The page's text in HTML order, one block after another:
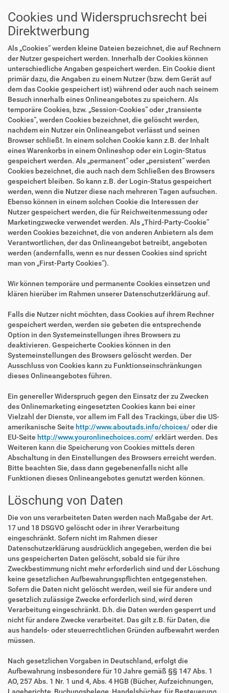
Cookies und Widerspruchsrecht bei
Direktwerbung
Als „Cookies“ werden kleine Dateien bezeichnet, die auf Rechnern
der Nutzer gespeichert werden. Innerhalb der Cookies können
unterschiedliche Angaben gespeichert werden. Ein Cookie dient
primär dazu, die Angaben zu einem Nutzer (bzw. dem Gerät auf
dem das Cookie gespeichert ist) während oder auch nach seinem
Besuch innerhalb eines Onlineangebotes zu speichern. Als
temporäre Cookies, bzw. „Session-Cookies“ oder „transiente
Cookies“, werden Cookies bezeichnet, die gelöscht werden,
nachdem ein Nutzer ein Onlineangebot verlässt und seinen
Browser schließt. In einem solchen Cookie kann z.B. der Inhalt
eines Warenkorbs in einem Onlineshop oder ein Login-Status
gespeichert werden. Als „permanent“ oder „persistent“ werden
Cookies bezeichnet, die auch nach dem Schließen des Browsers
gespeichert bleiben. So kann z.B. der Login-Status gespeichert
werden, wenn die Nutzer diese nach mehreren Tagen aufsuchen.
Ebenso können in einem solchen Cookie die Interessen der
Nutzer gespeichert werden, die für Reichweitenmessung oder
Marketingzwecke verwendet werden. Als „Third-Party-Cookie“
werden Cookies bezeichnet, die von anderen Anbietern als dem
Verantwortlichen, der das Onlineangebot betreibt, angeboten
werden (andernfalls, wenn es nur dessen Cookies sind spricht
man von „First-Party Cookies“).
Wir können temporäre und permanente Cookies einsetzen und
klären hierüber im Rahmen unserer Datenschutzerklärung auf.
Falls die Nutzer nicht möchten, dass Cookies auf ihrem Rechner
gespeichert werden, werden sie gebeten die entsprechende
Option in den Systemeinstellungen ihres Browsers zu
deaktivieren. Gespeicherte Cookies können in den
Systemeinstellungen des Browsers gelöscht werden. Der
Ausschluss von Cookies kann zu Funktionseinschränkungen
dieses Onlineangebotes führen.
Ein genereller Widerspruch gegen den Einsatz der zu Zwecken
des Onlinemarketing eingesetzten Cookies kann bei einer
Vielzahl der Dienste, vor allem im Fall des Trackings, über die US-
amerikanische Seite http://www.aboutads.info/choices/ oder die
EU-Seite http://www.youronlinechoices.com/ erklärt werden. Des
Weiteren kann die Speicherung von Cookies mittels deren
Abschaltung in den Einstellungen des Browsers erreicht werden.
Bitte beachten Sie, dass dann gegebenenfalls nicht alle
Funktionen dieses Onlineangebotes genutzt werden können.
Löschung von Daten
Die von uns verarbeiteten Daten werden nach Maßgabe der Art.
17 und 18 DSGVO gelöscht oder in ihrer Verarbeitung
eingeschränkt. Sofern nicht im Rahmen dieser
Datenschutzerklärung ausdrücklich angegeben, werden die bei
uns gespeicherten Daten gelöscht, sobald sie für ihre
Zweckbestimmung nicht mehr erforderlich sind und der Löschung
keine gesetzlichen Aufbewahrungspflichten entgegenstehen.
Sofern die Daten nicht gelöscht werden, weil sie für andere und
gesetzlich zulässige Zwecke erforderlich sind, wird deren
Verarbeitung eingeschränkt. D.h. die Daten werden gesperrt und
nicht für andere Zwecke verarbeitet. Das gilt z.B. für Daten, die
aus handels- oder steuerrechtlichen Gründen aufbewahrt werden
müssen.
Nach gesetzlichen Vorgaben in Deutschland, erfolgt die
Aufbewahrung insbesondere für 10 Jahre gemäß §§ 147 Abs. 1
AO, 257 Abs. 1 Nr. 1 und 4, Abs. 4 HGB (Bücher, Aufzeichnungen,